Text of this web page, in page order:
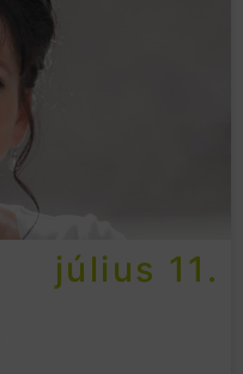
július 11.